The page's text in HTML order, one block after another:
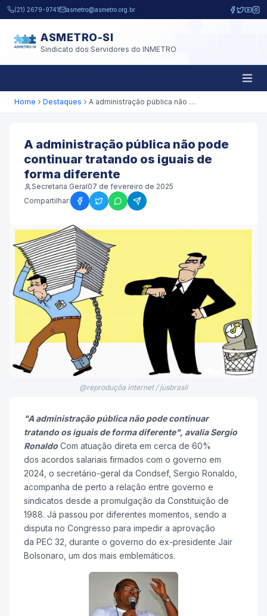
Pular para o conteúdo principal
(21) 2679-9741 asmetro@asmetro.org.br
ASMETRO-SI
Sindicato dos Servidores do INMETRO
Home Destaques A administração pública não pode continuar tratando os iguais de forma diferente
A administração pública não pode
continuar tratando os iguais de
forma diferente
Secretaria Geral07 de fevereiro de 2025
Compartilhar:
@reproduçõa internet / jusbrasil
"A administração pública não pode continuar
tratando os iguais de forma diferente", avalia Sergio
Ronaldo Com atuação direta em cerca de 60%
dos acordos salariais firmados com o governo em
2024, o secretário-geral da Condsef, Sergio Ronaldo,
acompanha de perto a relação entre governo e
sindicatos desde a promulgação da Constituição de
1988. Já passou por diferentes momentos, sendo a
disputa no Congresso para impedir a aprovação
da PEC 32, durante o governo do ex-presidente Jair
Bolsonaro, um dos mais emblemáticos.